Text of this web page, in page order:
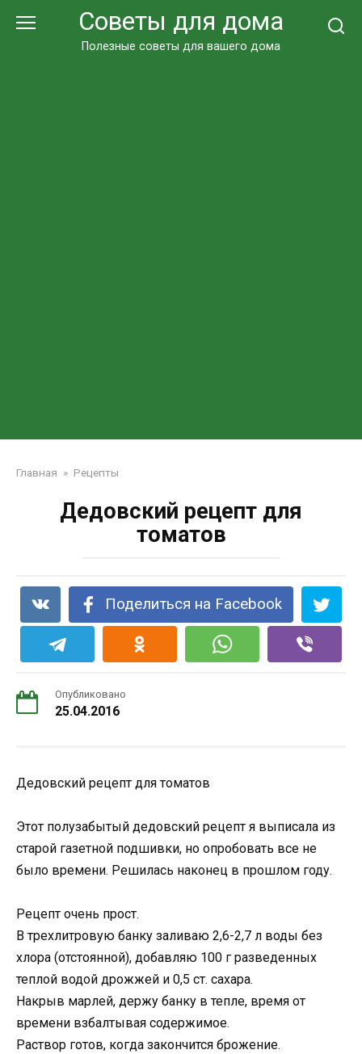
Советы для дома
Полезные советы для вашего дома
Главная » Рецепты
Дедовский рецепт для
томатов
Поделиться на Facebook
Опубликовано
25.04.2016
Дедовский рецепт для томатов
Этот полузабытый дедовский рецепт я выписала из
старой газетной подшивки, но опробовать все не
было времени. Решилась наконец в прошлом году.
Рецепт очень прост.
В трехлитровую банку заливаю 2,6-2,7 л воды без
хлора (отстоянной), добавляю 100 г разведенных
теплой водой дрожжей и 0,5 ст. сахара.
Накрыв марлей, держу банку в тепле, время от
времени взбалтывая содержимое.
Раствор готов, когда закончится брожение.